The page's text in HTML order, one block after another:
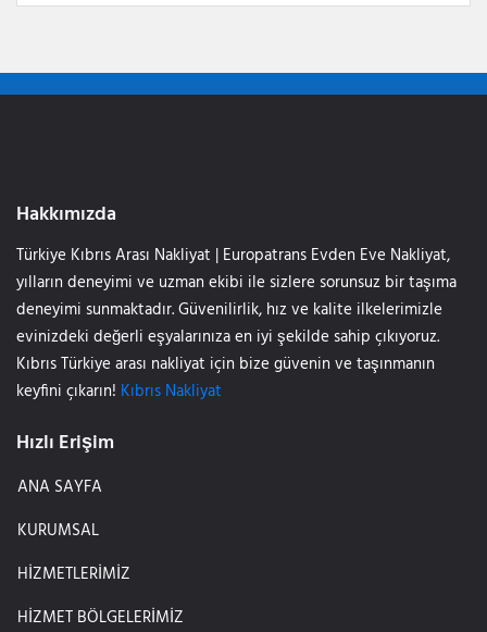
Hakkımızda
Türkiye Kıbrıs Arası Nakliyat | Europatrans Evden Eve Nakliyat,
yılların deneyimi ve uzman ekibi ile sizlere sorunsuz bir taşıma
deneyimi sunmaktadır. Güvenilirlik, hız ve kalite ilkelerimizle
evinizdeki değerli eşyalarınıza en iyi şekilde sahip çıkıyoruz.
Kıbrıs Türkiye arası nakliyat için bize güvenin ve taşınmanın
keyfini çıkarın! Kıbrıs Nakliyat
Hızlı Erişim
ANA SAYFA
KURUMSAL
HİZMETLERİMİZ
HİZMET BÖLGELERİMİZ